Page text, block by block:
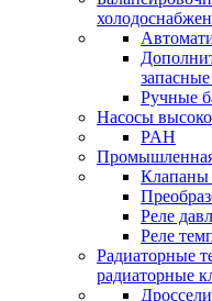
Ручные
Насосы
PAH
Клапаны
Реле
Реле
Радиаторные
радиаторные